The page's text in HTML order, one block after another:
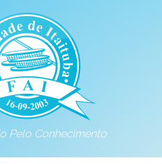
Pelo Conhecimento